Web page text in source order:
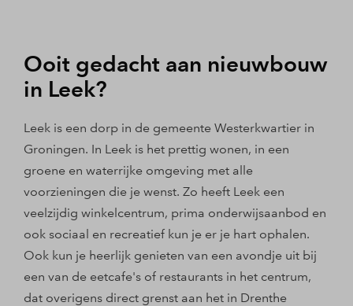
Ooit gedacht aan nieuwbouw
in Leek?
Leek is een dorp in de gemeente Westerkwartier in
Groningen. In Leek is het prettig wonen, in een
groene en waterrijke omgeving met alle
voorzieningen die je wenst. Zo heeft Leek een
veelzijdig winkelcentrum, prima onderwijsaanbod en
ook sociaal en recreatief kun je er je hart ophalen.
Ook kun je heerlijk genieten van een avondje uit bij
een van de eetcafe's of restaurants in het centrum,
dat overigens direct grenst aan het in Drenthe